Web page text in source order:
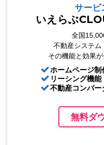
サービ
いえらぶ
全国
不動産システム
その機能と効果が
ホームページ制
リーシング機能
不動産コンバー
無料ダ